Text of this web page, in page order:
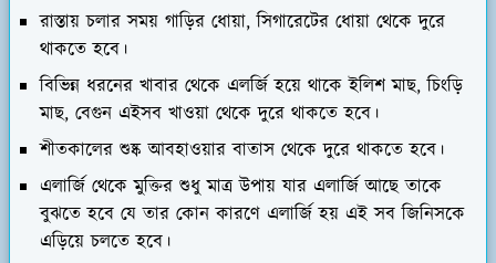
রাস্তায় চলার সময় গাড়ির ধোয়া, সিগারেটের ধোয়া থেকে দুরে
থাকতে হবে।
বিভিন্ন ধরনের খাবার থেকে এলর্জি হয়ে থাকে ইলিশ মাছ, চিংড়ি
মাছ, বেগুন এইসব খাওয়া থেকে দুরে থাকতে হবে।
শীতকালের শুষ্ক আবহাওয়ার বাতাস থেকে দুরে থাকতে হবে।
এলার্জি থেকে মুক্তির শুধু মাত্র উপায় যার এলার্জি আছে তাকে
বুঝতে হবে যে তার কোন কারণে এলার্জি হয় এই সব জিনিসকে
এড়িয়ে চলতে হবে।